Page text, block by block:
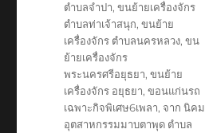
ตำบลจำปา,ขนย้ายเครื่องจักร
ตำบลท่าเจ้าสนุก,ขนย้าย
เครื่องจักร ตำบลนครหลวง,ขน
ย้ายเครื่องจักร
พระนครศรีอยุธยา,ขนย้าย
เครื่องจักร อยุธยา,ขอนแก่นรถ
เฉพาะกิจพิเศษ6เพลา, จาก นิคม
อุตสาหกรรมมาบตาพุด ตำบล